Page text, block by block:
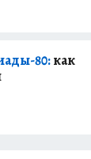
80:как